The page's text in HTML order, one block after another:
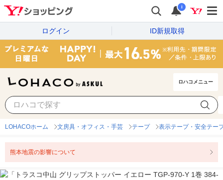
i
ログイン ID新規取得
ロハコメニュー
LOHACOホーム 文房具・オフィス・手芸 テープ 表示テープ・安全テー
熊本地震の影響について